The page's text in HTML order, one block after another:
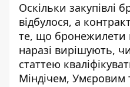
Оскільки закупівлі
відбулося, а
те, що бронежилети
наразі вирішують,
статтею
Міндічем, Умєровим